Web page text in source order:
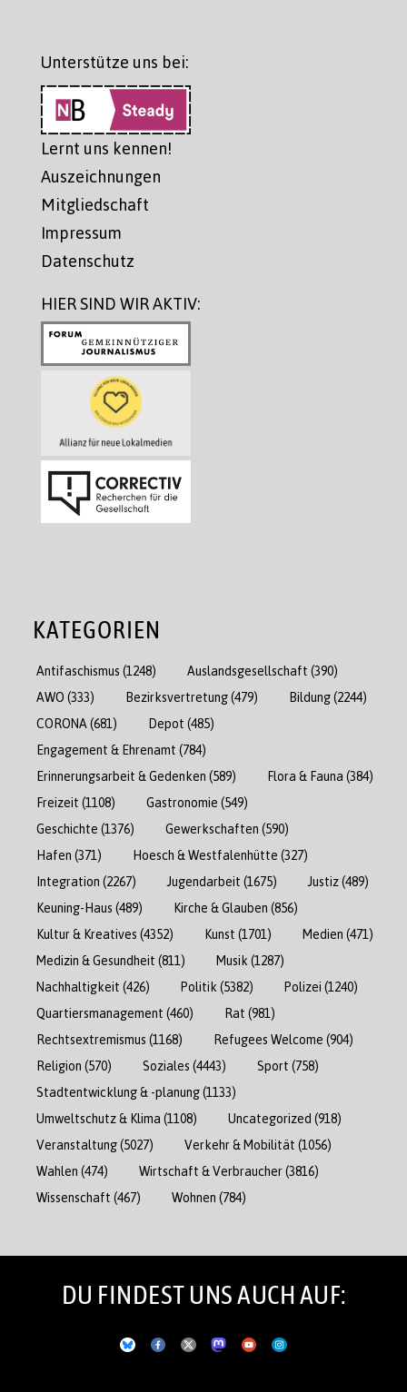
Unterstütze uns bei:
Lernt uns kennen!
Auszeichnungen
Mitgliedschaft
Impressum
Datenschutz
HIER SIND WIR AKTIV:
KATEGORIEN
Antifaschismus (1248) Auslandsgesellschaft (390)
AWO (333) Bezirksvertretung(479) Bildung(2244)
CORONA (681) Depot (485)
Engagement & Ehrenamt (784)
Erinnerungsarbeit & Gedenken (589) Flora & Fauna (384)
Freizeit (1108) Gastronomie (549)
Geschichte (1376) Gewerkschaften (590)
Hafen (371) Hoesch & Westfalenhütte (327)
Integration (2267) Jugendarbeit (1675) Justiz(489)
Keuning-Haus (489) Kirche & Glauben (856)
Kultur & Kreatives (4352) Kunst (1701) Medien (471)
Medizin & Gesundheit (811) Musik (1287)
Nachhaltigkeit (426) Politik (5382) Polizei (1240)
Quartiersmanagement (460) Rat (981)
Rechtsextremismus (1168) Refugees Welcome (904)
Religion (570) Soziales (4443) Sport (758)
Stadtentwicklung & -planung(1133)
Umweltschutz & Klima (1108) Uncategorized (918)
Veranstaltung(5027) Verkehr & Mobilität (1056)
Wahlen (474) Wirtschaft & Verbraucher(3816)
Wissenschaft (467) Wohnen (784)
DU FINDEST UNS AUCH AUF: